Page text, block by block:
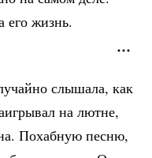
его жизнь.
слышала, как
на лютне,
Похабную песню,